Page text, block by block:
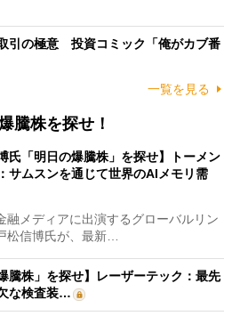
引の極意 投資コミック「俺がカブ番
一覧を見る
騰株を探せ！
氏「明日の爆騰株」を探せ】トーメン
サムスンを通じて世界のAIメモリ需
メディアに出演するグローバルリン
松信博氏が、最新…
騰株」を探せ】レーザーテック：最先
な検査装…